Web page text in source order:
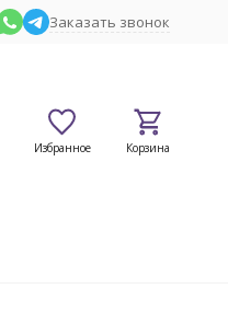
Заказать звонок
Избранное Корзина